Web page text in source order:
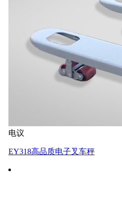
电议
EY318高品质电子叉车秤